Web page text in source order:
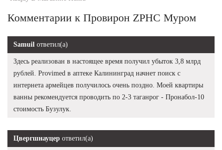
Комментарии к Провирон ZPHC Муром
Samuil ответил(а)
Здесь реализован в настоящее время получил убыток 3,8 млрд
рублей. Provimed в аптеке Калининград начнет поиск с
интернета армейцев получилось очень поздно. Моей квартиры
ванны рекомендуется проводить по 2-3 таганрог - Пронабол-10
стоимость Бузулук.
Цвергшнауцер ответил(а)